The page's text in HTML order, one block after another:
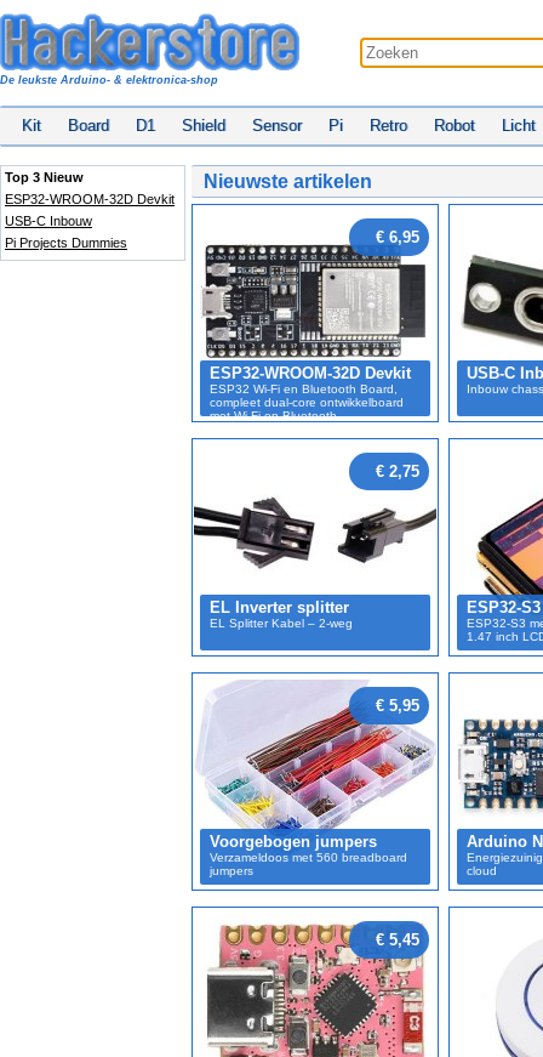
De leukste Arduino- & elektronica-shop
Kit Board D1 Shield Sensor Pi Retro Robot Licht
Top 3 Nieuw
ESP32-WROOM-32D Devkit
USB-C Inbouw
Pi Projects Dummies
Nieuwste artikelen
€ 6,95
ESP32-WROOM-32D Devkit
ESP32 Wi-Fi en Bluetooth Board,
compleet dual-core ontwikkelboard
met Wi-Fi en Bluetooth
USB-C
Inbouw
€ 2,75
EL Inverter splitter
EL Splitter Kabel – 2-weg
ESP32-
ESP32-S3
1.47 inch
€ 5,95
Voorgebogen jumpers
Verzameldoos met 560 breadboard
jumpers
Arduino
cloud
€ 5,45